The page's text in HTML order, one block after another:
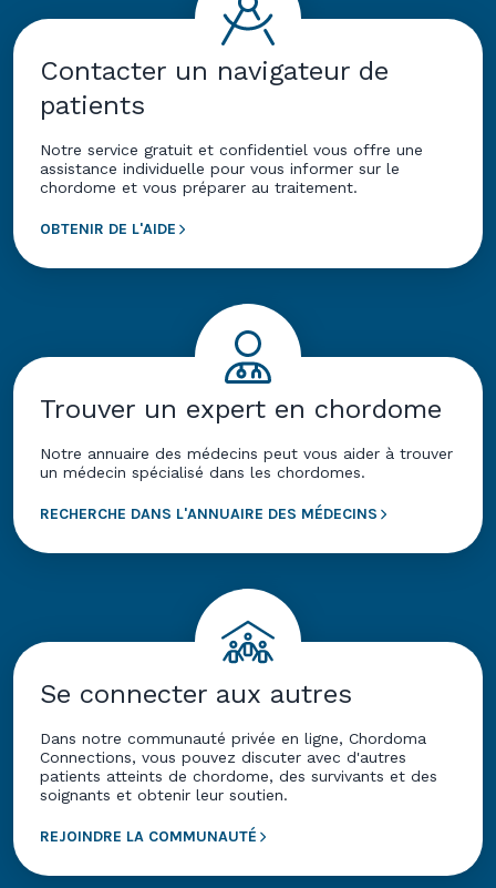
Contacter un navigateur de
patients
Notre service gratuit et confidentiel vous offre une
assistance individuelle pour vous informer sur le
chordome et vous préparer au traitement.
OBTENIR DE L'AIDE
Trouver un expert en chordome
Notre annuaire des médecins peut vous aider à trouver
un médecin spécialisé dans les chordomes.
RECHERCHE DANS L'ANNUAIRE DES MÉDECINS
Se connecter aux autres
Dans notre communauté privée en ligne, Chordoma
Connections, vous pouvez discuter avec d'autres
patients atteints de chordome, des survivants et des
soignants et obtenir leur soutien.
REJOINDRE LA COMMUNAUTÉ